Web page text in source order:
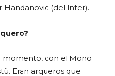
Handanovic (del Inter).
momento, con el Mono
Eran arqueros que